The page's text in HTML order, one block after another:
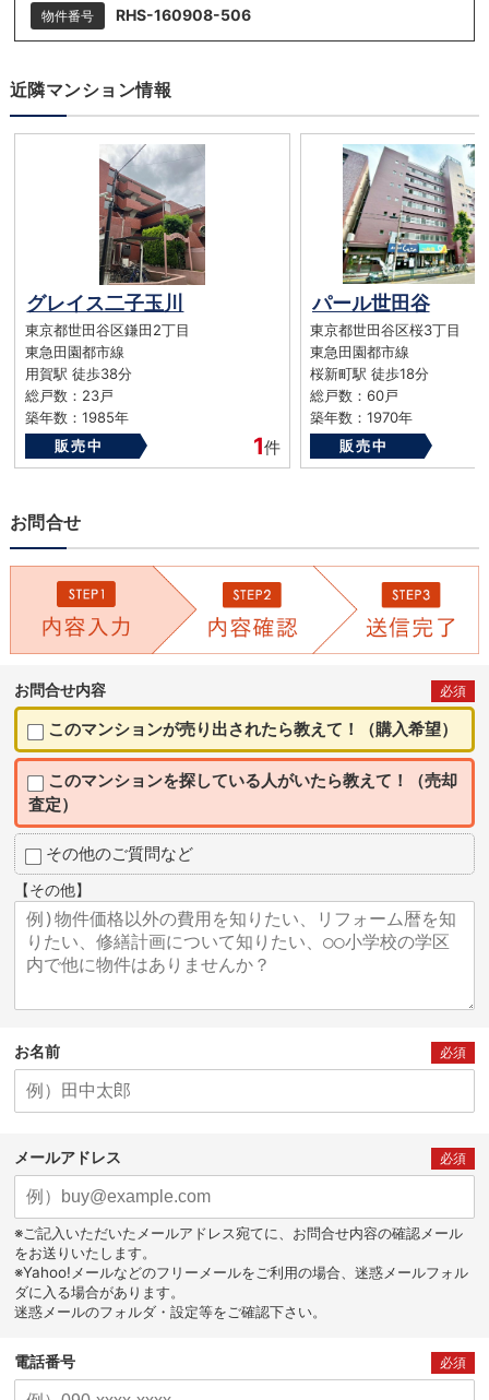
物件番号 RHS-160908-506
近隣マンション情報
グレイス二子玉川
東京都世田谷区鎌田2丁目
東急田園都市線
用賀駅 徒歩38分
総戸数：23戸
築年数：1985年
販売中
1件
パール世田谷
東京都世田谷区桜3丁目
東急田園都市線
桜新町駅 徒歩18分
総戸数：60戸
築年数：1970年
販売中
お問合せ
お問合せ内容 必須
このマンションが売り出されたら教えて！（購入希望）
このマンションを探している人がいたら教えて！（売却
査定）
その他のご質問など
【その他】
お名前 必須
メールアドレス 必須
※ご記入いただいたメールアドレス宛てに、お問合せ内容の確認メール
をお送りいたします。
※Yahoo!メールなどのフリーメールをご利用の場合、迷惑メールフォル
ダに入る場合があります。
迷惑メールのフォルダ・設定等をご確認下さい。
電話番号 必須